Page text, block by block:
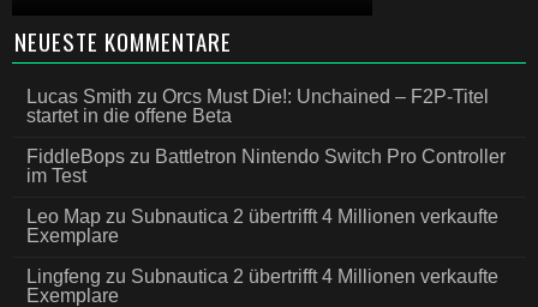
NEUESTE KOMMENTARE
Lucas Smith zu Orcs Must Die!: Unchained – F2P-Titel
startet in die offene Beta
FiddleBops zu Battletron Nintendo Switch Pro Controller
im Test
Leo Map zu Subnautica 2 übertrifft 4 Millionen verkaufte
Exemplare
Lingfeng zu Subnautica 2 übertrifft 4 Millionen verkaufte
Exemplare